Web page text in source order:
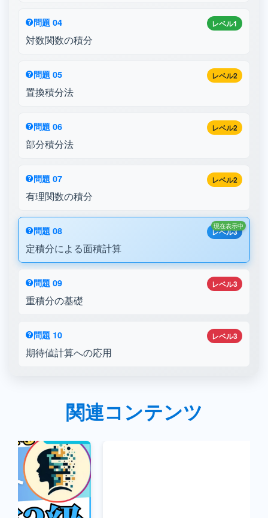
レベル1
問題 04
対数関数の積分
レベル2
問題 05
置換積分法
レベル2
問題 06
部分積分法
レベル2
問題 07
有理関数の積分
レベル3
問題 08
定積分による面積計算
現在表示中
レベル3
問題 09
重積分の基礎
レベル3
問題 10
期待値計算への応用
関連コンテンツ